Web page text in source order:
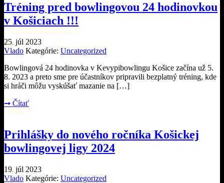
Tréning pred bowlingovou 24 hodinovkou
v Košiciach !!!
25. júl 2023
Vlado Kategórie: Uncategorized
Bowlingová 24 hodinovka v Kevypibowlingu Košice začína už 5.
8. 2023 a preto sme pre účastníkov pripravili bezplatný tréning, kde
si hráči môžu vyskúšať mazanie na […]
➞ Čítať
Prihlášky do nového ročníka Košickej
bowlingovej ligy 2024
19. júl 2023
Vlado Kategórie: Uncategorized